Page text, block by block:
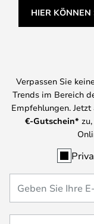
HIER KÖNNEN
Verpassen Sie
Trends im Bereich
Empfehlungen.
€-Gutschein*